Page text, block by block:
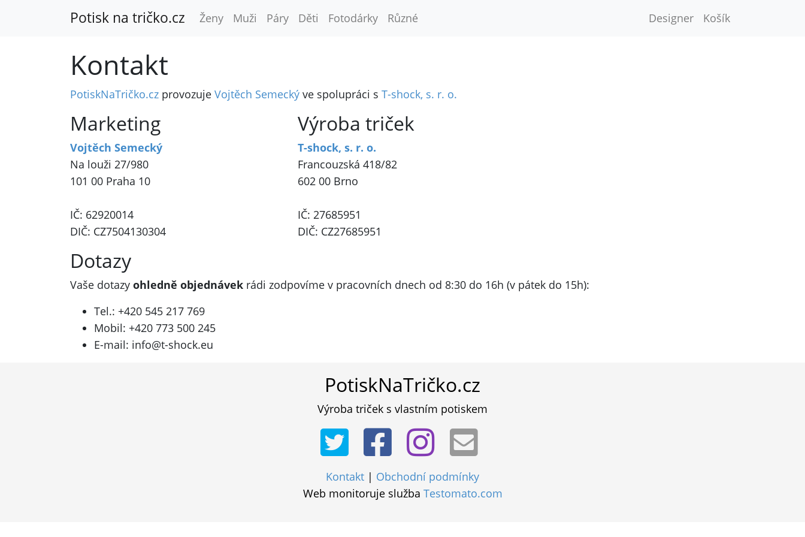
Potisk na tričko.cz Ženy Muži Páry Děti Fotodárky Různé Designer Košík
Kontakt
PotiskNaTričko.cz provozuje Vojtěch Semecký ve spolupráci s T-shock, s. r. o.
Marketing
Vojtěch Semecký
Na louži 27/980
101 00 Praha 10
IČ: 62920014
DIČ: CZ7504130304
Výroba triček
T-shock, s. r. o.
Francouzská 418/82
602 00 Brno
IČ: 27685951
DIČ: CZ27685951
Dotazy
Vaše dotazy ohledně objednávek rádi zodpovíme v pracovních dnech od 8:30 do 16h (v pátek do 15h):
Tel.: +420 545 217 769
Mobil: +420 773 500 245
E-mail: info@t-shock.eu
PotiskNaTričko.cz
Výroba triček s vlastním potiskem
Kontakt | Obchodní podmínky
Web monitoruje služba Testomato.com